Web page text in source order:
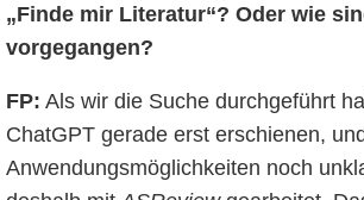
„Finde mir Literatur“? Oder wie
vorgegangen?
FP: Als wir die Suche durchgeführt
ChatGPT gerade erst erschienen,
Anwendungsmöglichkeiten noch